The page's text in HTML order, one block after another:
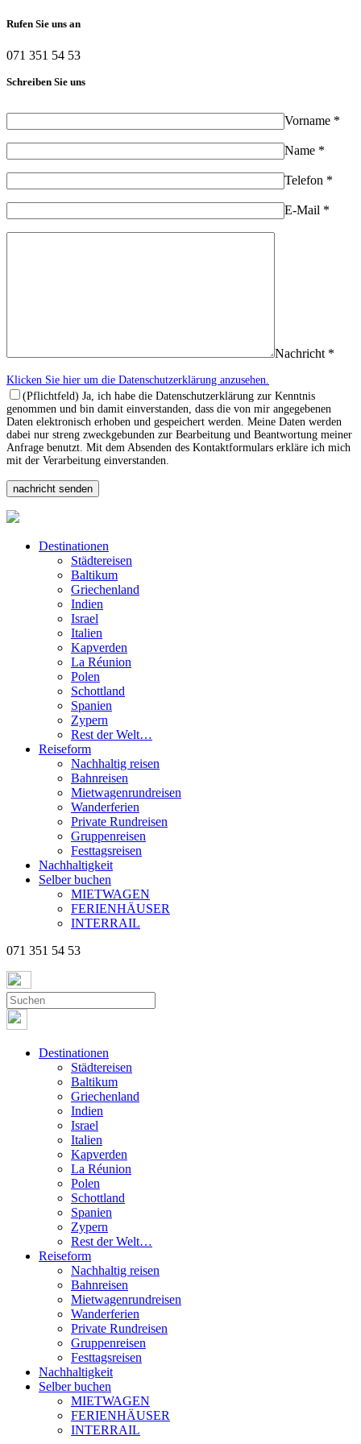
Rufen Sie uns an
071 351 54 53
Schreiben Sie uns
Vorname *
Name *
Telefon *
E-Mail *
Nachricht *
Klicken Sie hier um die Datenschutzerklärung anzusehen.
(Pflichtfeld) Ja, ich habe die Datenschutzerklärung zur Kenntnis
genommen und bin damit einverstanden, dass die von mir angegebenen
Daten elektronisch erhoben und gespeichert werden. Meine Daten werden
dabei nur streng zweckgebunden zur Bearbeitung und Beantwortung meiner
Anfrage benutzt. Mit dem Absenden des Kontaktformulars erkläre ich mich
mit der Verarbeitung einverstanden.
Destinationen
Städtereisen
Baltikum
Griechenland
Indien
Israel
Italien
Kapverden
La Réunion
Polen
Schottland
Spanien
Zypern
Rest der Welt…
Reiseform
Nachhaltig reisen
Bahnreisen
Mietwagenrundreisen
Wanderferien
Private Rundreisen
Gruppenreisen
Festtagsreisen
Nachhaltigkeit
Selber buchen
MIETWAGEN
FERIENHÄUSER
INTERRAIL
071 351 54 53
Destinationen
Städtereisen
Baltikum
Griechenland
Indien
Israel
Italien
Kapverden
La Réunion
Polen
Schottland
Spanien
Zypern
Rest der Welt…
Reiseform
Nachhaltig reisen
Bahnreisen
Mietwagenrundreisen
Wanderferien
Private Rundreisen
Gruppenreisen
Festtagsreisen
Nachhaltigkeit
Selber buchen
MIETWAGEN
FERIENHÄUSER
INTERRAIL